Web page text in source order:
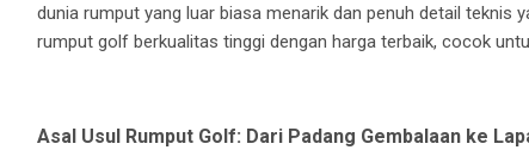
dunia rumput yang luar biasa menarik dan penuh detail teknis
rumput golf berkualitas tinggi dengan harga terbaik, cocok
Asal Usul Rumput Golf: Dari Padang Gembalaan ke